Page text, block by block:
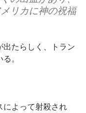
リカに神の祝福
たらしく、トラン
。
によって射殺され